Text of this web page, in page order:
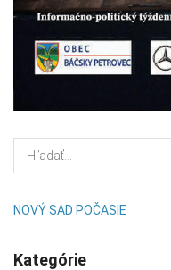
NOVÝ SAD POČASIE
Kategórie